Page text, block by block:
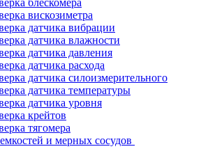
блескомера
вискозиметра
датчика вибрации
датчика влажности
датчика давления
датчика расхода
датчика силоизмерительного
датчика температуры
датчика уровня
крейтов
тягомера
и мерных сосудов